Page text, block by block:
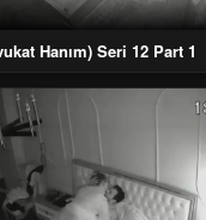
Hanım) Seri 12 Part 1